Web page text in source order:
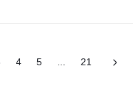
4 5 21